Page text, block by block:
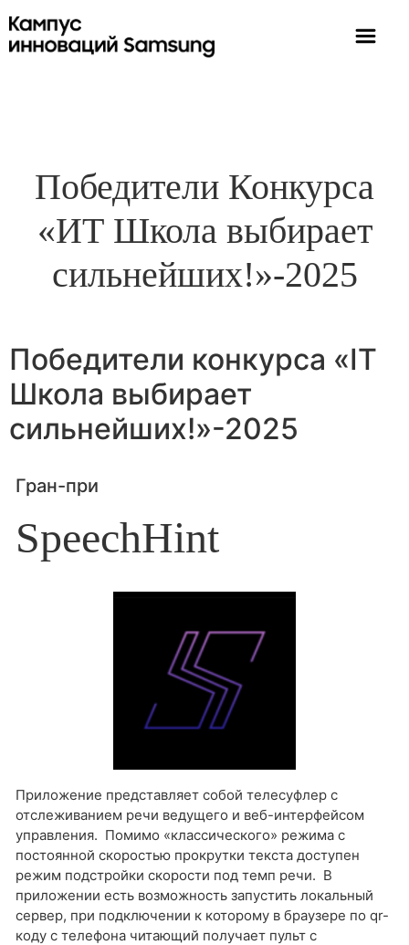
Победители Конкурса
«ИТ Школа выбирает
сильнейших!»-2025
Победители конкурса «IT
Школа выбирает
сильнейших!»-2025
Гран-при
SpeechHint
Приложение представляет собой телесуфлер с
отслеживанием речи ведущего и веб-интерфейсом
управления. Помимо «классического» режима с
постоянной скоростью прокрутки текста доступен
режим подстройки скорости под темп речи. В
приложении есть возможность запустить локальный
сервер, при подключении к которому в браузере по qr-
коду с телефона читающий получает пульт с